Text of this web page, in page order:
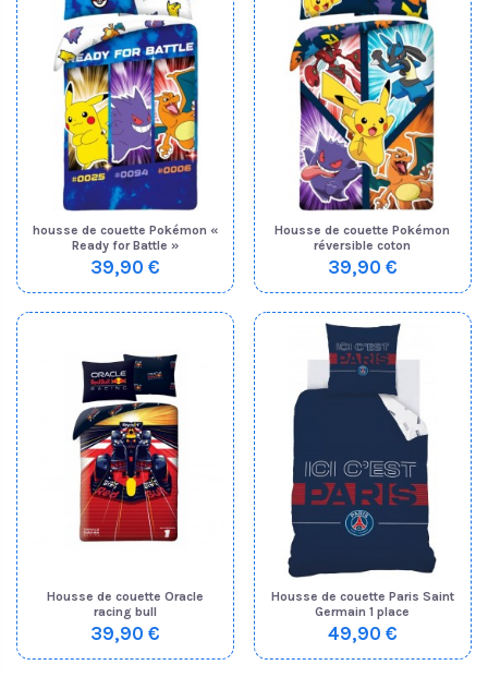
housse de couette Pokémon «
Ready for Battle »
39,90 €
Housse de couette Pokémon
réversible coton
39,90 €
Housse de couette Oracle
racing bull
39,90 €
Housse de couette Paris Saint
Germain 1 place
49,90 €